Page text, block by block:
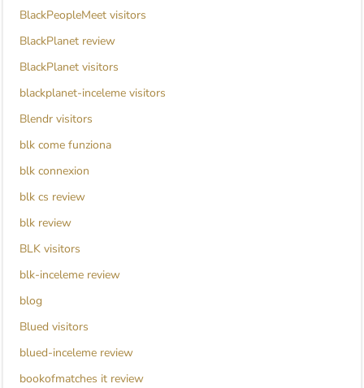
BlackPeopleMeet visitors
BlackPlanet review
BlackPlanet visitors
blackplanet-inceleme visitors
Blendr visitors
blk come funziona
blk connexion
blk cs review
blk review
BLK visitors
blk-inceleme review
blog
Blued visitors
blued-inceleme review
bookofmatches it review